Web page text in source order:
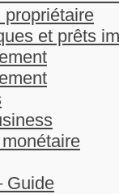
propriétaire
et prêts
Guide